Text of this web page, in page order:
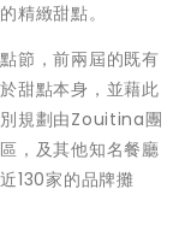
精緻甜點。
節，前兩屆的既有
甜點本身，並藉此
規劃由Zouitina團
，及其他知名餐廳
130家的品牌攤